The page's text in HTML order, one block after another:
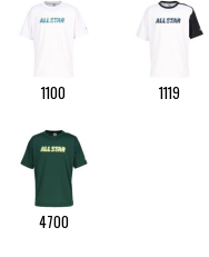
1100 1119
4700